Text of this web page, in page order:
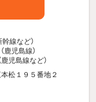
幹線など）
鹿児島線）
鹿児島線など）
松１９５番地２